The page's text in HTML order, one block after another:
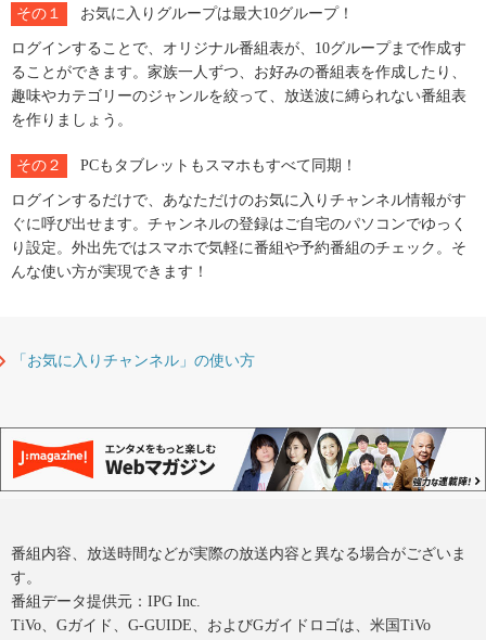
その１ お気に入りグループは最大10グループ！
ログインすることで、オリジナル番組表が、10グループまで作成す
ることができます。家族一人ずつ、お好みの番組表を作成したり、
趣味やカテゴリーのジャンルを絞って、放送波に縛られない番組表
を作りましょう。
その２ PCもタブレットもスマホもすべて同期！
ログインするだけで、あなただけのお気に入りチャンネル情報がす
ぐに呼び出せます。チャンネルの登録はご自宅のパソコンでゆっく
り設定。外出先ではスマホで気軽に番組や予約番組のチェック。そ
んな使い方が実現できます！
「お気に入りチャンネル」の使い方
番組内容、放送時間などが実際の放送内容と異なる場合がございま
す。
番組データ提供元：IPG Inc.
TiVo、Gガイド、G-GUIDE、およびGガイドロゴは、米国TiVo